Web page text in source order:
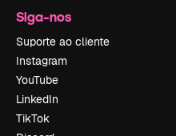
Siga-nos
Suporte ao cliente
Instagram
YouTube
LinkedIn
TikTok